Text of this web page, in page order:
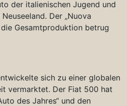
der italienischen Jugend und
Der „Nuova
Gesamtproduktion betrug
sich zu einer globalen
vermarktet. Der Fiat 500 hat
des Jahres“ und den